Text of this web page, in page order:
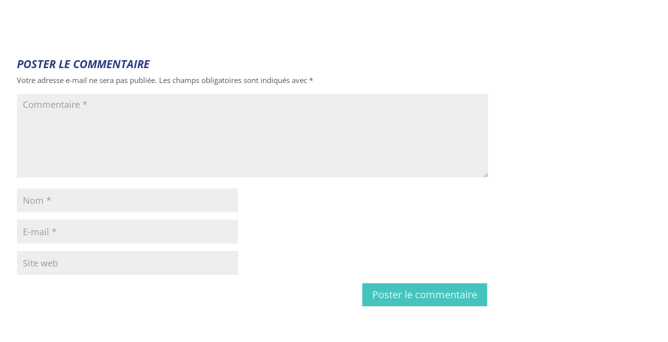
POSTER LE COMMENTAIRE
Votre adresse e-mail ne sera pas publiée. Les champs obligatoires sont indiqués avec *